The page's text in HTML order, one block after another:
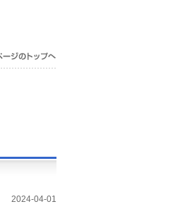
2024-04-01